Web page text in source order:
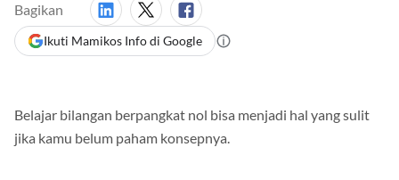
Bagikan
Ikuti Mamikos Info di Google
Belajar bilangan berpangkat nol bisa menjadi hal yang sulit
jika kamu belum paham konsepnya.